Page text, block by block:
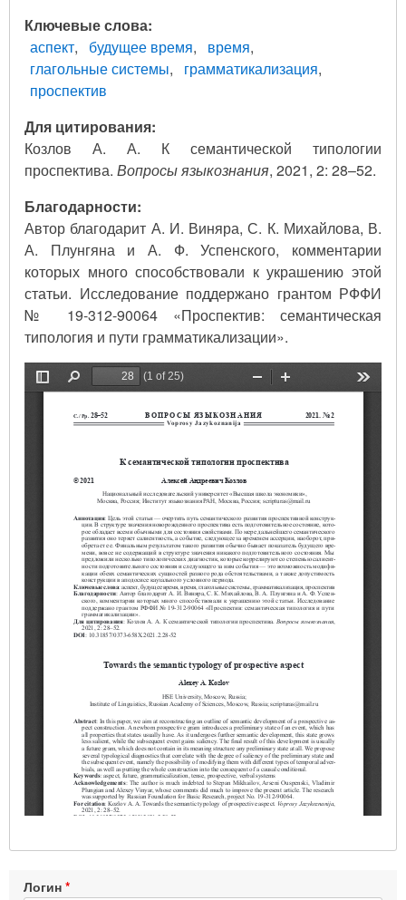
Ключевые слова
аспект
будущее время
время
глагольные системы
грамматикализация
проспектив
Для цитирования:
Козлов А. А. К семантической типологии
проспектива. Вопросы языкознания, 2021, 2: 28–52.
Благодарности:
Автор благодарит А. И. Виняра, С. К. Михайлова, В.
А. Плунгяна и А. Ф. Успенского, комментарии
которых много способствовали к украшению этой
статьи. Исследование поддержано грантом РФФИ
№ 19-312-90064 «Проспектив: семантическая
типология и пути грамматикализации».
Логин